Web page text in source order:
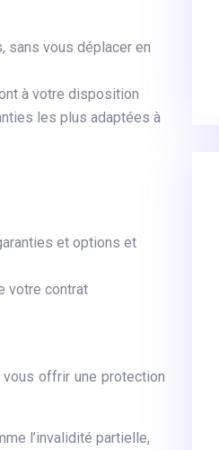
sans vous déplacer en
à votre disposition
les plus adaptées à
et options et
votre contrat
vous offrir une protection
l’invalidité partielle,